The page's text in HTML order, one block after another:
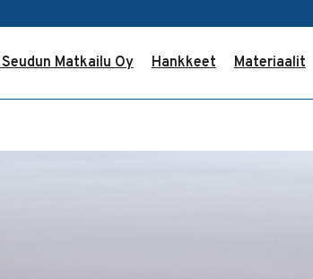
Matkailu Oy Hankkeet Materiaalit